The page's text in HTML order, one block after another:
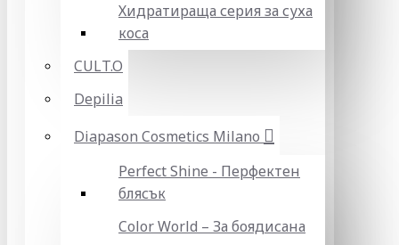
Хидратираща серия за суха
коса
CULT.O
Depilia
Diapason Cosmetics Milano
Perfect Shine - Перфектен
блясък
Color World – За боядисана